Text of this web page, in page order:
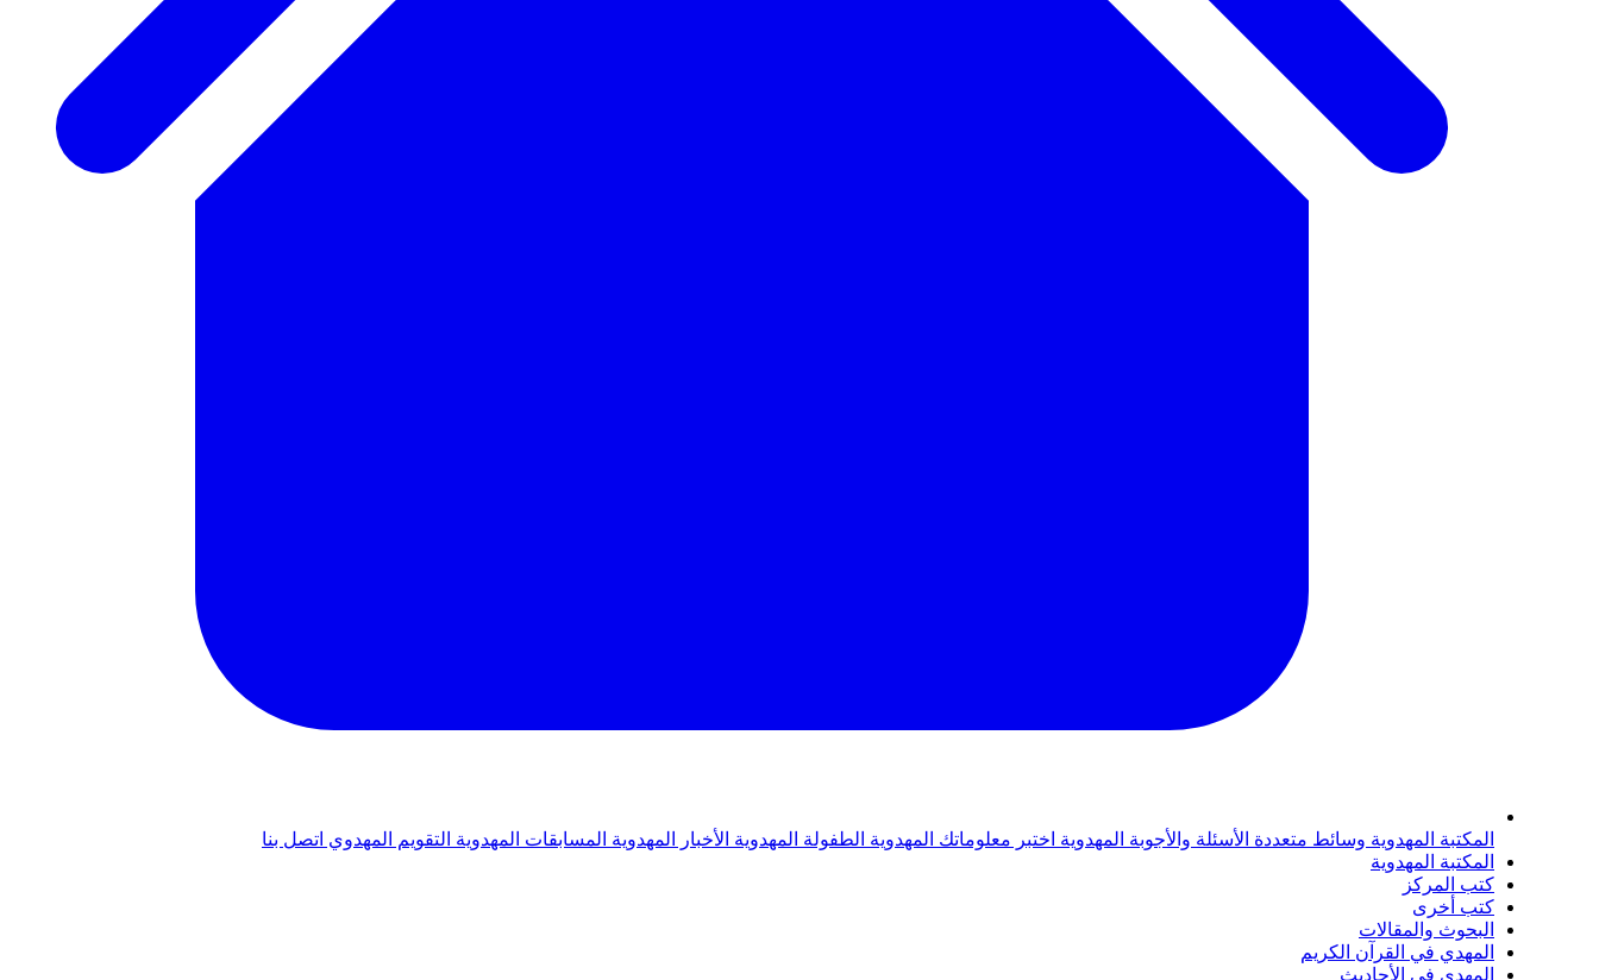
المكتبة المهدوية وسائط متعددة الأسئلة والأجوبة المهدوية اختبر معلوماتك المهدوية الطفولة المهدوية الأخبار المهدوية المسابقات المهدوية التقويم المهدوي اتصل بنا
المكتبة المهدوية
كتب المركز
كتب أخرى
البحوث والمقالات
المهدي في القرآن الكريم
المهدي في الأحاديث